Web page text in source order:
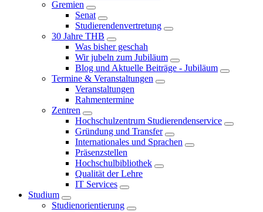
Gremien
Senat
Studierendenvertretung
30 Jahre THB
Was bisher geschah
Wir jubeln zum Jubiläum
Blog und Aktuelle Beiträge - Jubiläum
Termine & Veranstaltungen
Veranstaltungen
Rahmentermine
Zentren
Hochschulzentrum Studierendenservice
Gründung und Transfer
Internationales und Sprachen
Präsenzstellen
Hochschulbibliothek
Qualität der Lehre
IT Services
Studium
Studienorientierung